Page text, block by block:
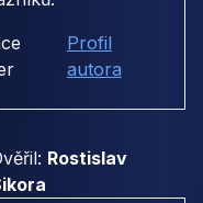
Profil
autora
Rostislav